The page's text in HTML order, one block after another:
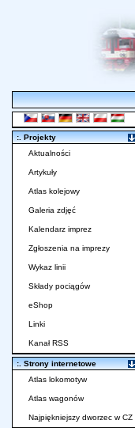
:. Projekty
Aktualności
Artykuły
Atlas kolejowy
Galeria zdjęć
Kalendarz imprez
Zgłoszenia na imprezy
Wykaz linii
Składy pociągów
eShop
Linki
Kanał RSS
:. Strony internetowe
Atlas lokomotyw
Atlas wagonów
Najpiękniejszy dworzec w CZ